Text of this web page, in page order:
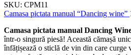
SKU: CPM11
Camasa pictata manual “Dancing wine”
Camasa pictata manual Dancing
într-o singură piesă! Această cămașă
înfățișează o sticlă de vin din care curge